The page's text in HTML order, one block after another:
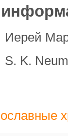
Иерей
S. K.